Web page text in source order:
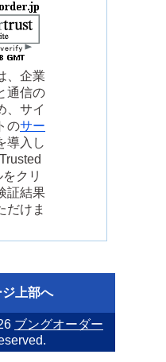
、企業
通信の
、サイ
のサー
導入し
クリ
証結果
だけま
上部へ
ブングオーダー